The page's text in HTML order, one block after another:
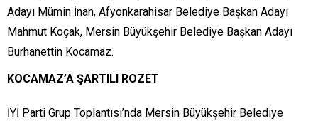
Adayı Mümin İnan, Afyonkarahisar Belediye Başkan Adayı
Mahmut Koçak, Mersin Büyükşehir Belediye Başkan Adayı
Burhanettin Kocamaz.
KOCAMAZ’A ŞARTILI ROZET
İYİ Parti Grup Toplantısı’nda Mersin Büyükşehir Belediye